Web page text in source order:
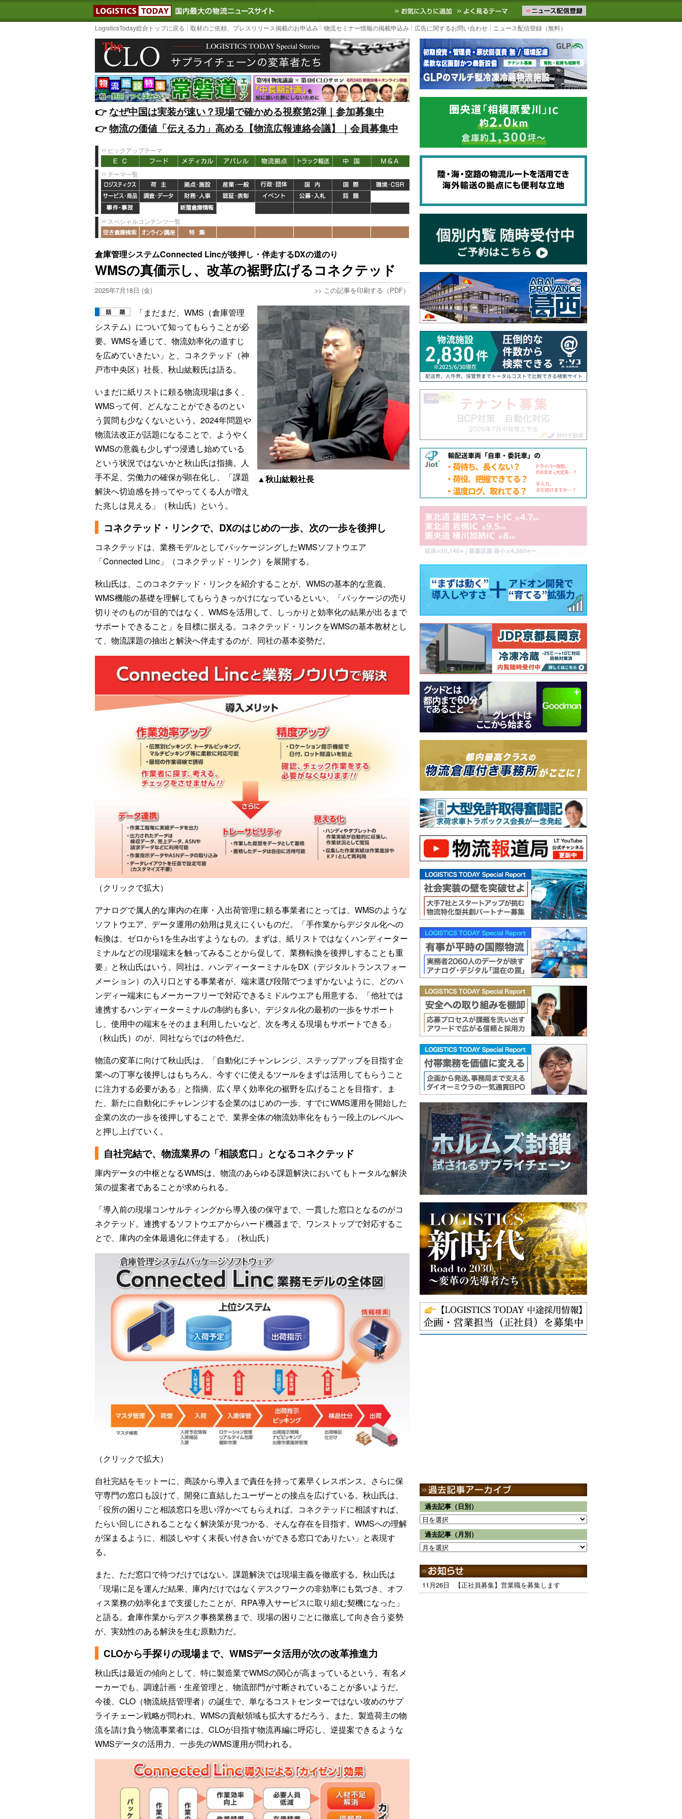
LOGISTICS TODAY｜国内最大の物流ニュースサイト3PL, SCMなど国内外の最新の物流ニュースをお届けします。物流ニュースメール配信を登録す
お気に入りに追加 よく見るテーマ
LogisticsToday総合トップに戻る 取材のご依頼、プレスリリース掲載のお申込み 物流セミナー情報の掲載申込み 広告に関するお問い合わせ ニュース配信登録（無料）
👉️なぜ中国は実装が速い？現場で確かめる視察第2弾｜参加募集中
👉️物流の価値「伝える力」高める【物流広報連絡会議】｜会員募集中
ピックアップテーマ
テーマ一覧
スペシャルコンテンツ一覧
倉庫管理システムConnected Lincが後押し・伴走するDXの道のり
WMSの真価示し、改革の裾野広げるコネクテッド
2025年7月18日 (金) >> この記事を印刷する（PDF）
▲秋山紘毅社長
「まだまだ、WMS（倉庫管理
システム）について知ってもらうことが必
要。WMSを通じて、物流効率化の道すじ
を広めていきたい」と、コネクテッド（神
戸市中央区）社長、秋山紘毅氏は語る。
いまだに紙リストに頼る物流現場は多く、
WMSって何、どんなことができるのとい
う質問も少なくないという。2024年問題や
物流法改正が話題になることで、ようやく
WMSの意義も少しずつ浸透し始めている
という状況ではないかと秋山氏は指摘。人
手不足、労働力の確保が顕在化し、「課題
解決へ切迫感を持ってやってくる人が増え
た兆しは見える」（秋山氏）という。
コネクテッド・リンクで、DXのはじめの一歩、次の一歩を後押し
コネクテッドは、業務モデルとしてパッケージングしたWMSソフトウエア
「Connected Linc」（コネクテッド・リンク）を展開する。
秋山氏は、このコネクテッド・リンクを紹介することが、WMSの基本的な意義、
WMS機能の基礎を理解してもらうきっかけになっているといい、「パッケージの売り
切りそのものが目的ではなく、WMSを活用して、しっかりと効率化の結果が出るまで
サポートできること」を目標に据える。コネクテッド・リンクをWMSの基本教材とし
て、物流課題の抽出と解決へ伴走するのが、同社の基本姿勢だ。
（クリックで拡大）
アナログで属人的な庫内の在庫・入出荷管理に頼る事業者にとっては、WMSのような
ソフトウエア、データ運用の効用は見えにくいものだ。「手作業からデジタル化への
転換は、ゼロから1を生み出すようなもの。まずは、紙リストではなくハンディーター
ミナルなどの現場端末を触ってみることから促して、業務転換を後押しすることも重
要」と秋山氏はいう。同社は、ハンディーターミナルをDX（デジタルトランスフォー
メーション）の入り口とする事業者が、端末選び段階でつまずかないように、どのハ
ンディー端末にもメーカーフリーで対応できるミドルウエアも用意する。「他社では
連携するハンディーターミナルの制約も多い。デジタル化の最初の一歩をサポート
し、使用中の端末をそのまま利用したいなど、次を考える現場もサポートできる」
（秋山氏）のが、同社ならではの特色だ。
物流の変革に向けて秋山氏は、「自動化にチャンレンジ、ステップアップを目指す企
業への丁寧な後押しはもちろん、今すぐに使えるツールをまずは活用してもらうこと
に注力する必要がある」と指摘、広く早く効率化の裾野を広げることを目指す。ま
た、新たに自動化にチャレンジする企業のはじめの一歩、すでにWMS運用を開始した
企業の次の一歩を後押しすることで、業界全体の物流効率化をもう一段上のレベルへ
と押し上げていく。
自社完結で、物流業界の「相談窓口」となるコネクテッド
庫内データの中枢となるWMSは、物流のあらゆる課題解決においてもトータルな解決
策の提案者であることが求められる。
「導入前の現場コンサルティングから導入後の保守まで、一貫した窓口となるのがコ
ネクテッド。連携するソフトウエアからハード機器まで、ワンストップで対応するこ
とで、庫内の全体最適化に伴走する」（秋山氏）
（クリックで拡大）
自社完結をモットーに、商談から導入まで責任を持って素早くレスポンス。さらに保
守専門の窓口も設けて、開発に直結したユーザーとの接点を広げている。秋山氏は、
「役所の困りごと相談窓口を思い浮かべてもらえれば。コネクテッドに相談すれば、
たらい回しにされることなく解決策が見つかる、そんな存在を目指す。WMSへの理解
が深まるように、相談しやすく末長い付き合いができる窓口でありたい」と表現す
る。
また、ただ窓口で待つだけではない。課題解決では現場主義を徹底する。秋山氏は
「現場に足を運んだ結果、庫内だけではなくデスクワークの非効率にも気づき、オフ
ィス業務の効率化まで支援したことが、RPA導入サービスに取り組む契機になった」
と語る。倉庫作業からデスク事務業務まで、現場の困りごとに徹底して向き合う姿勢
が、実効性のある解決を生む原動力だ。
CLOから手探りの現場まで、WMSデータ活用が次の改革推進力
秋山氏は最近の傾向として、特に製造業でWMSの関心が高まっているという。有名メ
ーカーでも、調達計画・生産管理と、物流部門が寸断されていることが多いようだ。
今後、CLO（物流統括管理者）の誕生で、単なるコストセンターではない攻めのサプ
ライチェーン戦略が問われ、WMSの貢献領域も拡大するだろう。また、製造荷主の物
流を請け負う物流事業者には、CLOが目指す物流再編に呼応し、逆提案できるような
WMSデータの活用力、一歩先のWMS運用が問われる。
過去記事（日別）
過去記事（月別）
11月26日 【正社員募集】営業職を募集します